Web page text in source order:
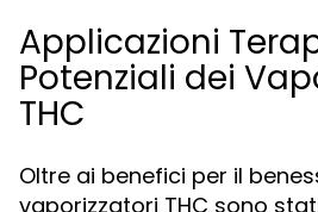
Applicazioni
Potenziali dei
THC
Oltre ai benefici per il
vaporizzatori THC sono